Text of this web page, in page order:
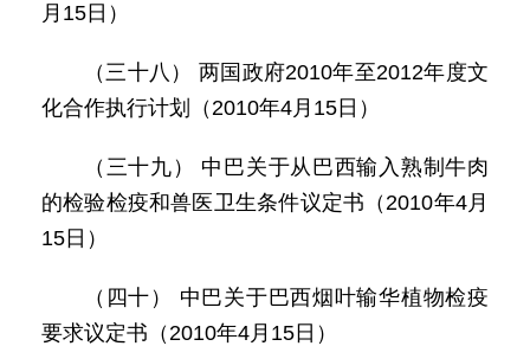
月15日）
（三十八） 两国政府2010年至2012年度文
化合作执行计划（2010年4月15日）
（三十九） 中巴关于从巴西输入熟制牛肉
的检验检疫和兽医卫生条件议定书（2010年4月
15日）
（四十） 中巴关于巴西烟叶输华植物检疫
要求议定书（2010年4月15日）